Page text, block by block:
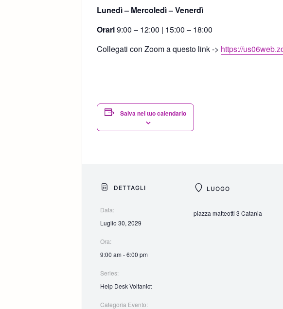
Lunedì – Mercoledì – Venerdì
Orari9:00 – 12:00 | 15:00 – 18:00
Collegati con Zoom a questo link -> https://
Salva nel tuo calendario
DETTAGLI
Data:
Luglio 30, 2029
Ora:
9:00 am - 6:00 pm
Series:
Help Desk Voltanict
Categoria Evento:
LUOGO
piazza matteotti 3 Catania